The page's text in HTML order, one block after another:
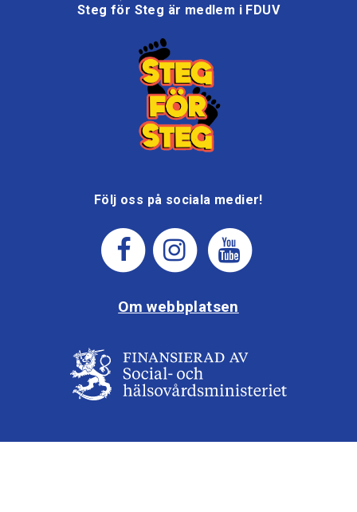
Steg för Steg är medlem i FDUV
Följ oss på sociala medier!
Om webbplatsen